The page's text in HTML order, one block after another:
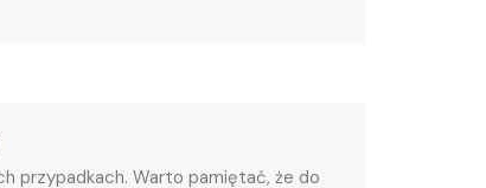
przypadkach. Warto pamiętać, że do